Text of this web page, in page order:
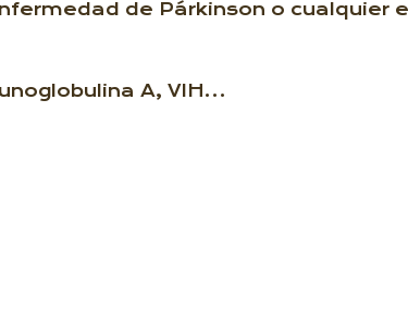
de Párkinson o cualquier
A, VIH…